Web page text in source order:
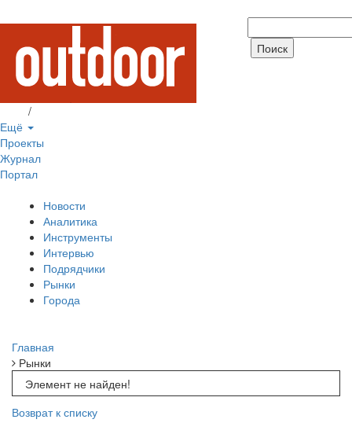
/
Ещё
Проекты
Журнал
Портал
Новости
Аналитика
Инструменты
Интервью
Подрядчики
Рынки
Города
Главная
Рынки
Элемент не найден!
Возврат к списку